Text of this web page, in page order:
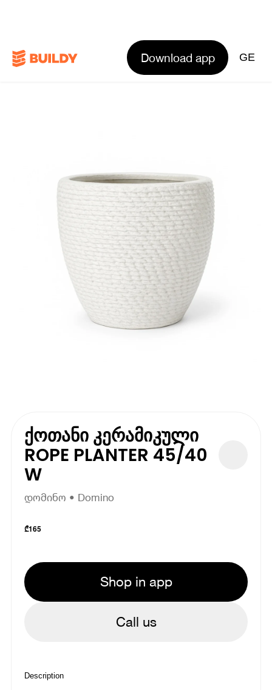
Download app GE
ქოთანი კერამიკული
ROPE PLANTER 45/40
W
დომინო • Domino
₾165
Shop in app
Call us
Description